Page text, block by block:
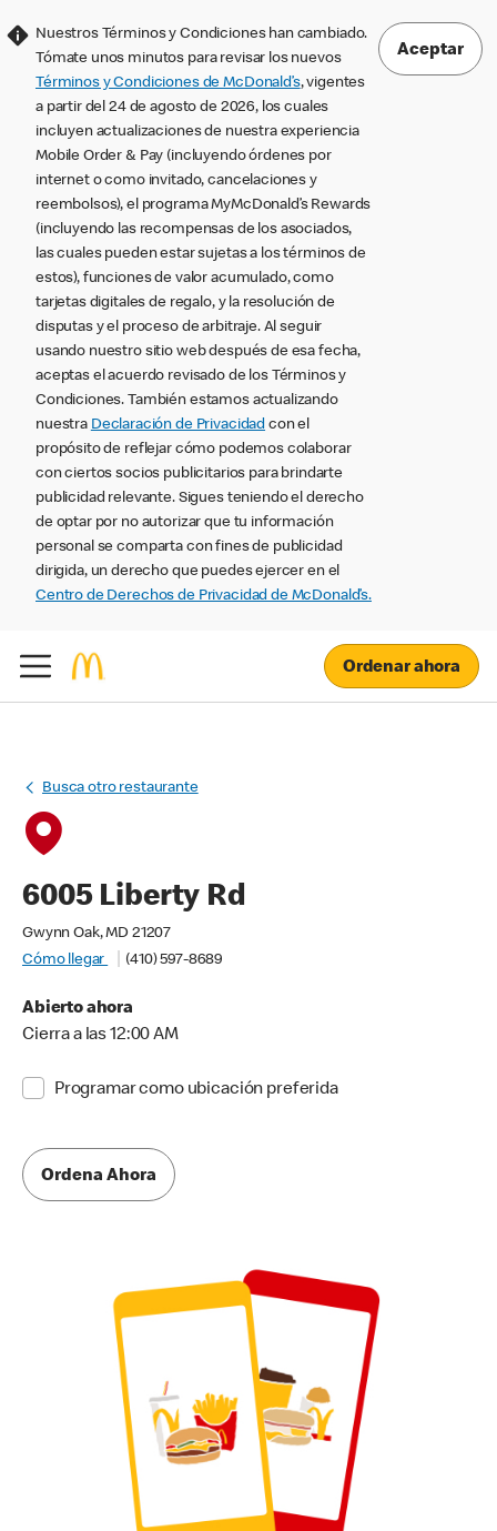
Nuestros Términos y Condiciones han cambiado.
Tómate unos minutos para revisar los nuevos
Términos y Condiciones de McDonald’s, vigentes
a partir del 24 de agosto de 2026, los cuales
incluyen actualizaciones de nuestra experiencia
Mobile Order & Pay (incluyendo órdenes por
internet o como invitado, cancelaciones y
reembolsos), el programa MyMcDonald’s Rewards
(incluyendo las recompensas de los asociados,
las cuales pueden estar sujetas a los términos de
estos), funciones de valor acumulado, como
tarjetas digitales de regalo, y la resolución de
disputas y el proceso de arbitraje. Al seguir
usando nuestro sitio web después de esa fecha,
aceptas el acuerdo revisado de los Términos y
Condiciones. También estamos actualizando
nuestra Declaración de Privacidad con el
propósito de reflejar cómo podemos colaborar
con ciertos socios publicitarios para brindarte
publicidad relevante. Sigues teniendo el derecho
de optar por no autorizar que tu información
personal se comparta con fines de publicidad
dirigida, un derecho que puedes ejercer en el
Centro de Derechos de Privacidad de McDonald’s.
Aceptar
Ordenar ahora
Busca otro restaurante
6005 Liberty Rd
Gwynn Oak, MD 21207
Cómo llegar
(410) 597-8689
Abierto ahora
Cierra a las 12:00 AM
Programar como ubicación preferida
Ordena Ahora